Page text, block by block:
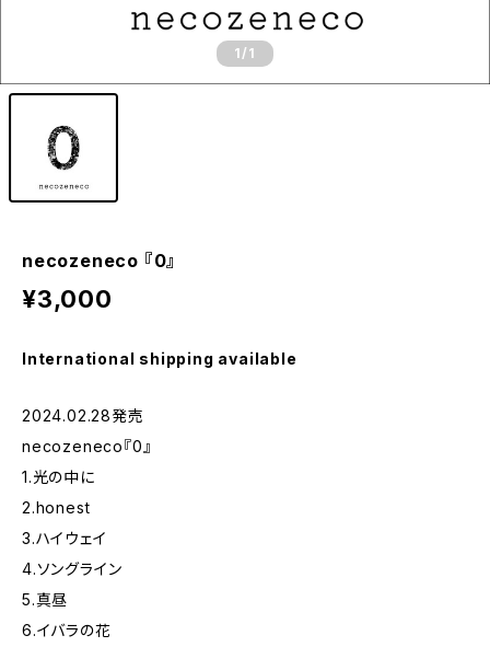
1 /1
necozeneco 『0』
¥3,000
International shipping available
2024.02.28発売
necozeneco『0』
1.光の中に
2.honest
3.ハイウェイ
4.ソングライン
5.真昼
6.イバラの花